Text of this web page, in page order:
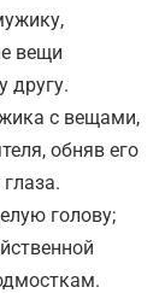
вещи
другу.
с вещами,
обняв его
голову;